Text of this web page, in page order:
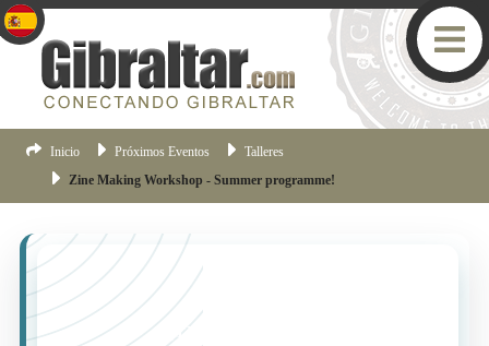
Inicio Próximos Eventos
Talleres
Zine Making Workshop - Summer programme!
¡TE LO PERDISTE!